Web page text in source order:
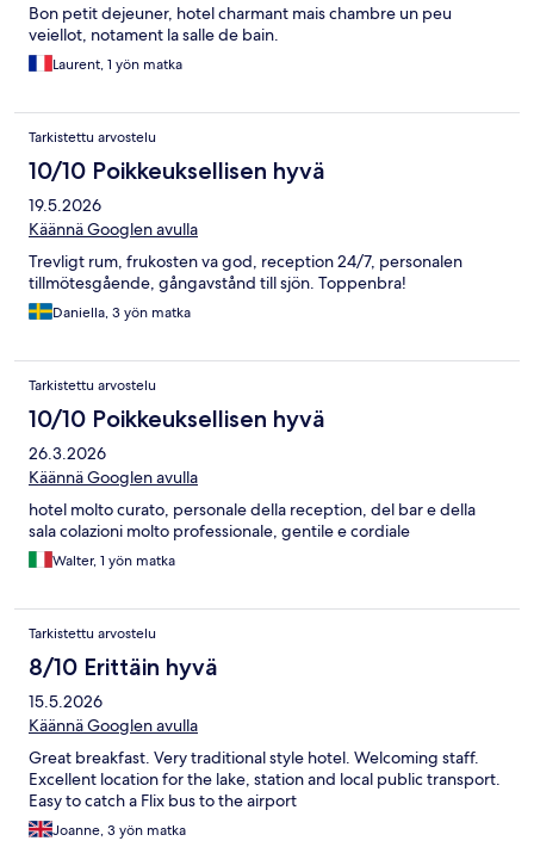
Bon petit dejeuner, hotel charmant mais chambre un peu
veiellot, notament la salle de bain.
Laurent, 1 yön matka
Tarkistettu arvostelu
10/10 Poikkeuksellisen hyvä
19.5.2026
Käännä Googlen avulla
Trevligt rum, frukosten va god, reception 24/7, personalen
tillmötesgående, gångavstånd till sjön. Toppenbra!
Daniella, 3 yön matka
Tarkistettu arvostelu
10/10 Poikkeuksellisen hyvä
26.3.2026
Käännä Googlen avulla
hotel molto curato, personale della reception, del bar e della
sala colazioni molto professionale, gentile e cordiale
Walter, 1 yön matka
Tarkistettu arvostelu
8/10 Erittäin hyvä
15.5.2026
Käännä Googlen avulla
Great breakfast. Very traditional style hotel. Welcoming staff.
Excellent location for the lake, station and local public transport.
Easy to catch a Flix bus to the airport
Joanne, 3 yön matka